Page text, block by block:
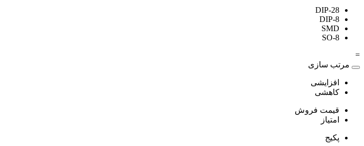
DIP-28
DIP-8
SMD
SO-8
=
مرتب سازی
افزایشی
کاهشی
قیمت فروش
امتیاز
پکیج